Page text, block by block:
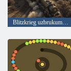
Blitzkrieg uzbrukums: kara zona!